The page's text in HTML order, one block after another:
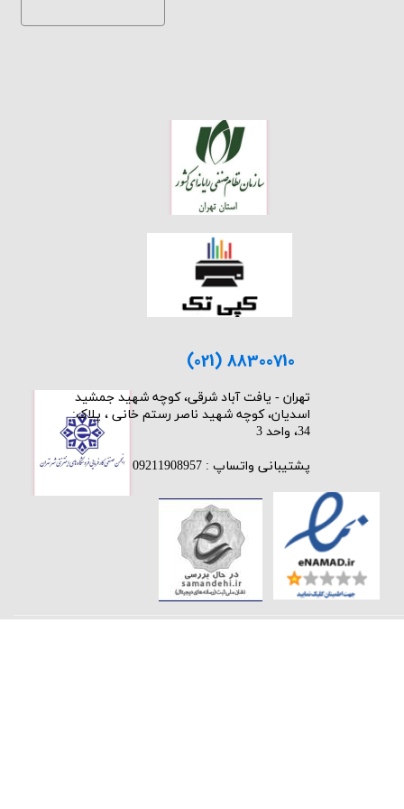
(021) 88300710
​تهران - یافت آباد شرقی، کوچه شهید جمشید
اسدیان، کوچه شهید ناصر رستم خانی ، پلاک:
34، واحد 3
پشتیبانی واتساپ : 09211908957